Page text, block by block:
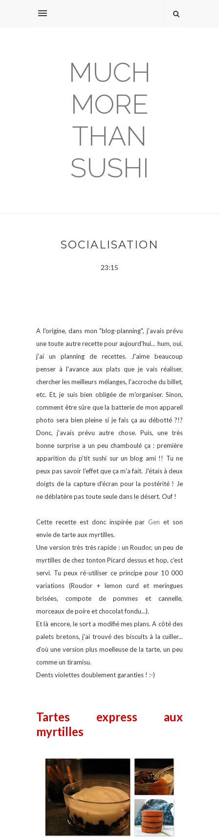
MUCH
MORE
THAN
SUSHI
SOCIALISATION
23:15
A l'origine, dans mon "blog-planning", j'avais prévu
une toute autre recette pour aujourd'hui... hum, oui,
j'ai un planning de recettes. J'aime beaucoup
penser à l'avance aux plats que je vais réaliser,
chercher les meilleurs mélanges, l'accroche du billet,
etc. Et, je suis bien obligée de m'organiser. Sinon,
comment être sûre que la batterie de mon appareil
photo sera bien pleine si je fais ça au débotté ?!?
Donc, j'avais prévu autre chose. Puis, une très
bonne surprise a un peu chamboulé ça : première
apparition du p'tit sushi sur un blog ami !! Tu ne
peux pas savoir l'effet que ça m'a fait. J'étais à deux
doigts de la capture d'écran pour la postérité ! Je
ne déblatère pas toute seule dans le désert. Ouf !
Cette recette est donc inspirée par Gen et son
envie de tarte aux myrtilles.
Une version très très rapide : un Roudor, un peu de
myrtilles de chez tonton Picard dessus et hop, c'est
servi. Tu peux ré-utiliser ce principe pour 10 000
variations (Roudor + lemon curd et meringues
brisées, compote de pommes et cannelle,
morceaux de poire et chocolat fondu...).
Et là encore, le sort a modifié mes plans. A côté des
palets bretons, j'ai trouvé des biscuits à la cuiller...
d'où une version plus moelleuse de la tarte, un peu
comme un tiramisu.
Dents violettes doublement garanties ! :-)
Tartes express aux
myrtilles